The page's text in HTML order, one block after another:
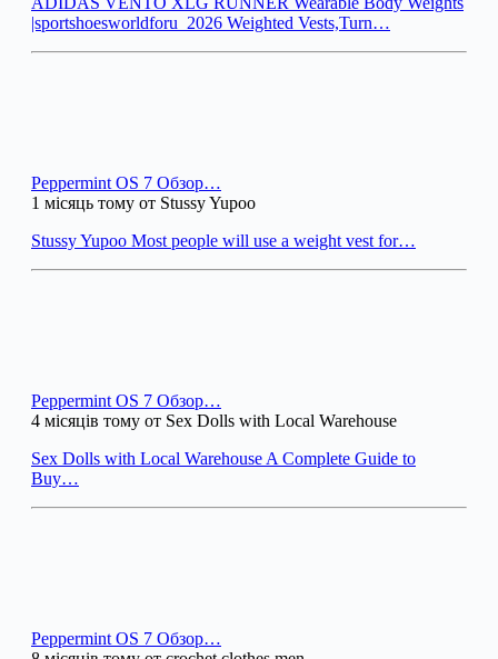
|sportshoesworldforu_2026 Weighted Vests,Turn…
Peppermint OS 7 Обзор…
1 місяць тому от Stussy Yupoo
Stussy Yupoo Most people will use a weight vest for…
Peppermint OS 7 Обзор…
4 місяців тому от Sex Dolls with Local Warehouse
Sex Dolls with Local Warehouse A Complete Guide to
Buy…
Peppermint OS 7 Обзор…